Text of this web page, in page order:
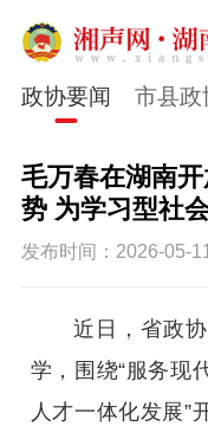
政协要闻 市县政
毛万春在湖南
势 为学习型社
发布时间：2026-05-11
近日，省政
学，围绕“服务现
人才一体化发展”